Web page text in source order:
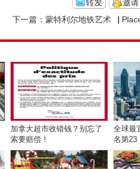
邀请
转发
下一篇： 蒙特利尔地铁艺术▕ Place des
加拿大超市收错钱？别忘了
索要赔偿！
全球最
名第23